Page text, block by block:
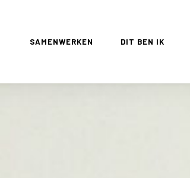
SAMENWERKEN DIT BEN IK